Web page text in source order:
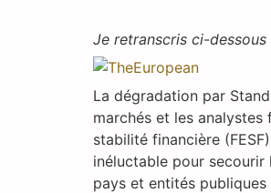
Je retranscris ci-
La dégradation par
marchés et les analystes
stabilité financière
inéluctable pour secourir
pays et entités